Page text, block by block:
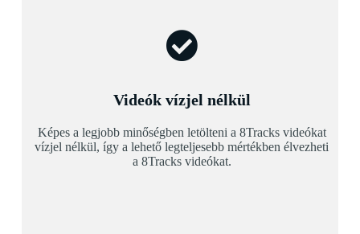
Videók vízjel nélkül
Képes a legjobb minőségben letölteni a 8Tracks videókat
vízjel nélkül, így a lehető legteljesebb mértékben élvezheti
a 8Tracks videókat.